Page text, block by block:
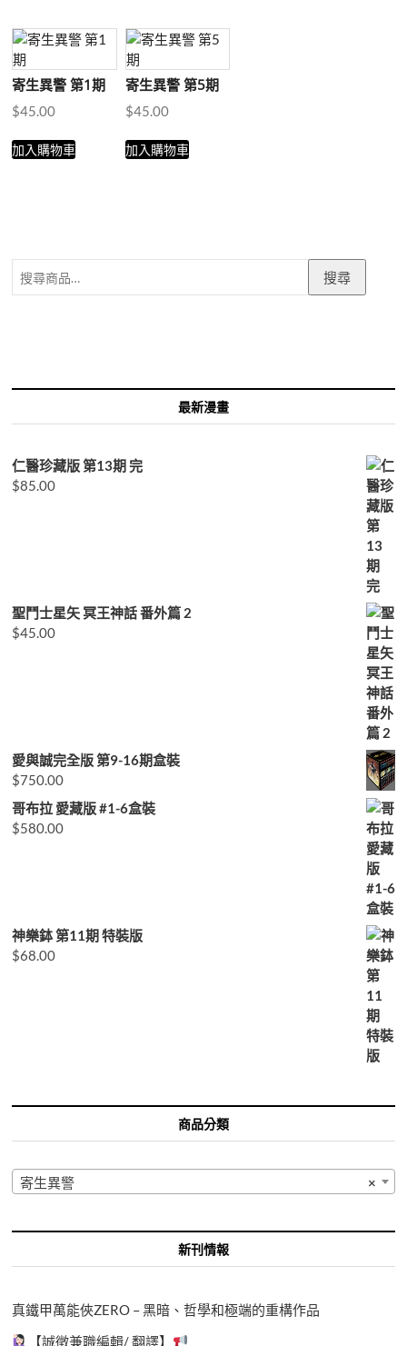
寄生異警 第1期
$45.00
加入購物車
寄生異警 第5期
$45.00
加入購物車
搜尋
最新漫畫
仁醫珍藏版 第13期 完
$85.00
聖鬥士星矢 冥王神話 番外篇 2
$45.00
愛與誠完全版 第9-16期盒裝
$750.00
哥布拉 愛藏版 #1-6盒裝
$580.00
神樂鉢 第11期 特裝版
$68.00
商品分類
×
寄生異警
新刊情報
真鐵甲萬能俠ZERO – 黑暗、哲學和極端的重構作品
【誠徵兼職編輯/ 翻譯】